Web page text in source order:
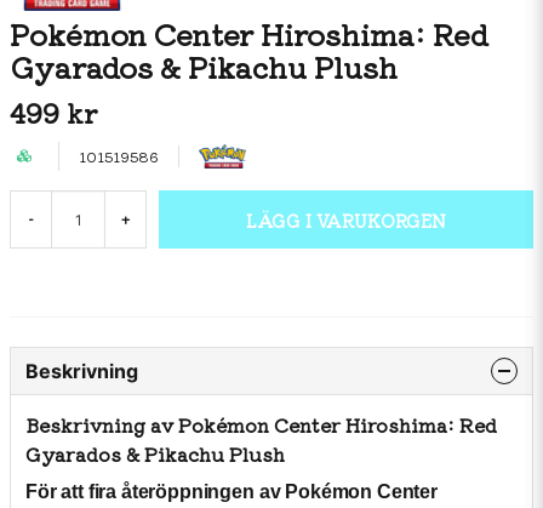
Pokémon Center Hiroshima: Red
Gyarados & Pikachu Plush
499 kr
101519586
- + LÄGG I VARUKORGEN
Beskrivning
Beskrivning av Pokémon Center Hiroshima: Red
Gyarados & Pikachu Plush
För att fira återöppningen av Pokémon Center